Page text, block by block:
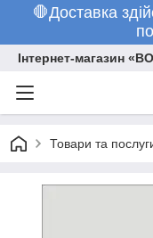
🛑Доставка
Інтернет-магазин
Товари та